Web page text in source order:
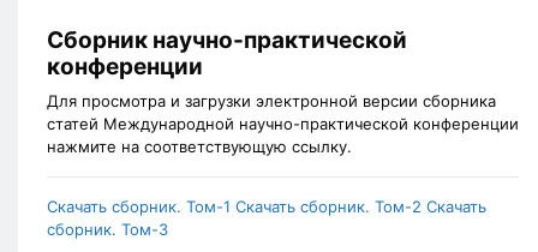
Сборник научно-практической
конференции
Для просмотра и загрузки электронной версии сборника
статей Международной научно-практической конференции
нажмите на соответствующую ссылку.
Скачать сборник. Том-1 Скачать сборник. Том-2 Скачать
сборник. Том-3